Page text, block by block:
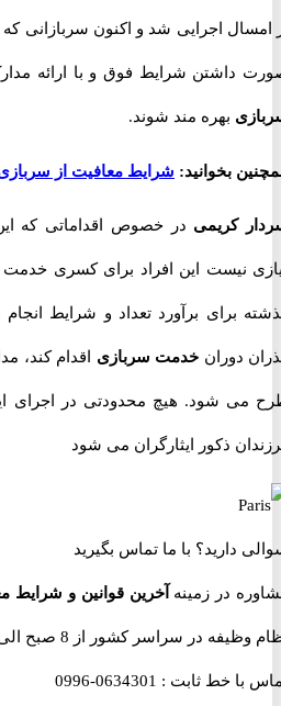
اجرایی شد و اکنون سربازانی که
شرایط فوق و با ارائه مدارک
بهره مند شوند.
بخوانید: شرایط معافیت از سربازی
کریمی در خصوص اقداماتی که این
نیست این افراد برای کسری خدمت
برای برآورد تعداد و شرایط انجام
دورانخدمت سربازیاقدام کند، مدارک
شود. هیچ محدودتی در اجرای این
ذکور ایثارگران می شود
دارید؟ با ما تماس بگیرید
در زمینهآخرین قوانین و شرایط
در سراسر کشور از 8 صبح الی 12 شب حتی ایام تعطیل
با خط ثابت :0634301-0996